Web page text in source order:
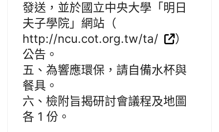
發送，並於國立中央大學「明日
夫子學院」網站（
http://ncu.cot.org.tw/ta/
）
公告。
五、為響應環保，請自備水杯與
餐具。
六、檢附旨揭研討會議程及地圖
各 1 份。